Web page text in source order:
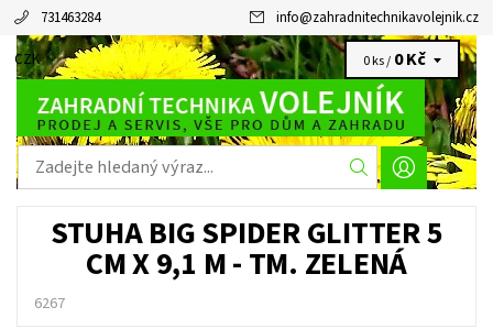
731463284 info@zahradnitechnikavolejnik.cz
CZK 0 ks / 0 Kč
STUHA BIG SPIDER GLITTER 5
CM X 9,1 M - TM. ZELENÁ
6267